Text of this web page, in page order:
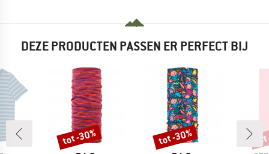
DEZE PRODUCTEN PASSEN ER PERFECT BIJ
Korting
tot -30% Korting
tot -30%